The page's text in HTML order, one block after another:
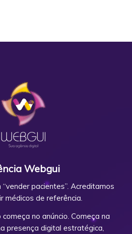
Webgui
pacientes”. Acreditamos
médicos de referência.
no anúncio. Começa na
presença digital estratégica,